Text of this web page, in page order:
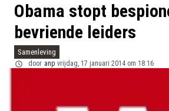
Obama stopt
bevriende leiders
Samenleving
door anp vrijdag, 17 januari 2014 om 18:16